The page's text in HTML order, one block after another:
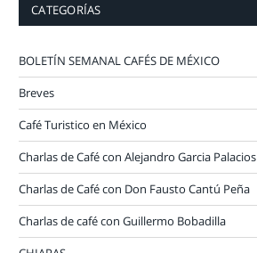
CATEGORÍAS
BOLETÍN SEMANAL CAFÉS DE MÉXICO
Breves
Café Turistico en México
Charlas de Café con Alejandro Garcia Palacios
Charlas de Café con Don Fausto Cantú Peña
Charlas de café con Guillermo Bobadilla